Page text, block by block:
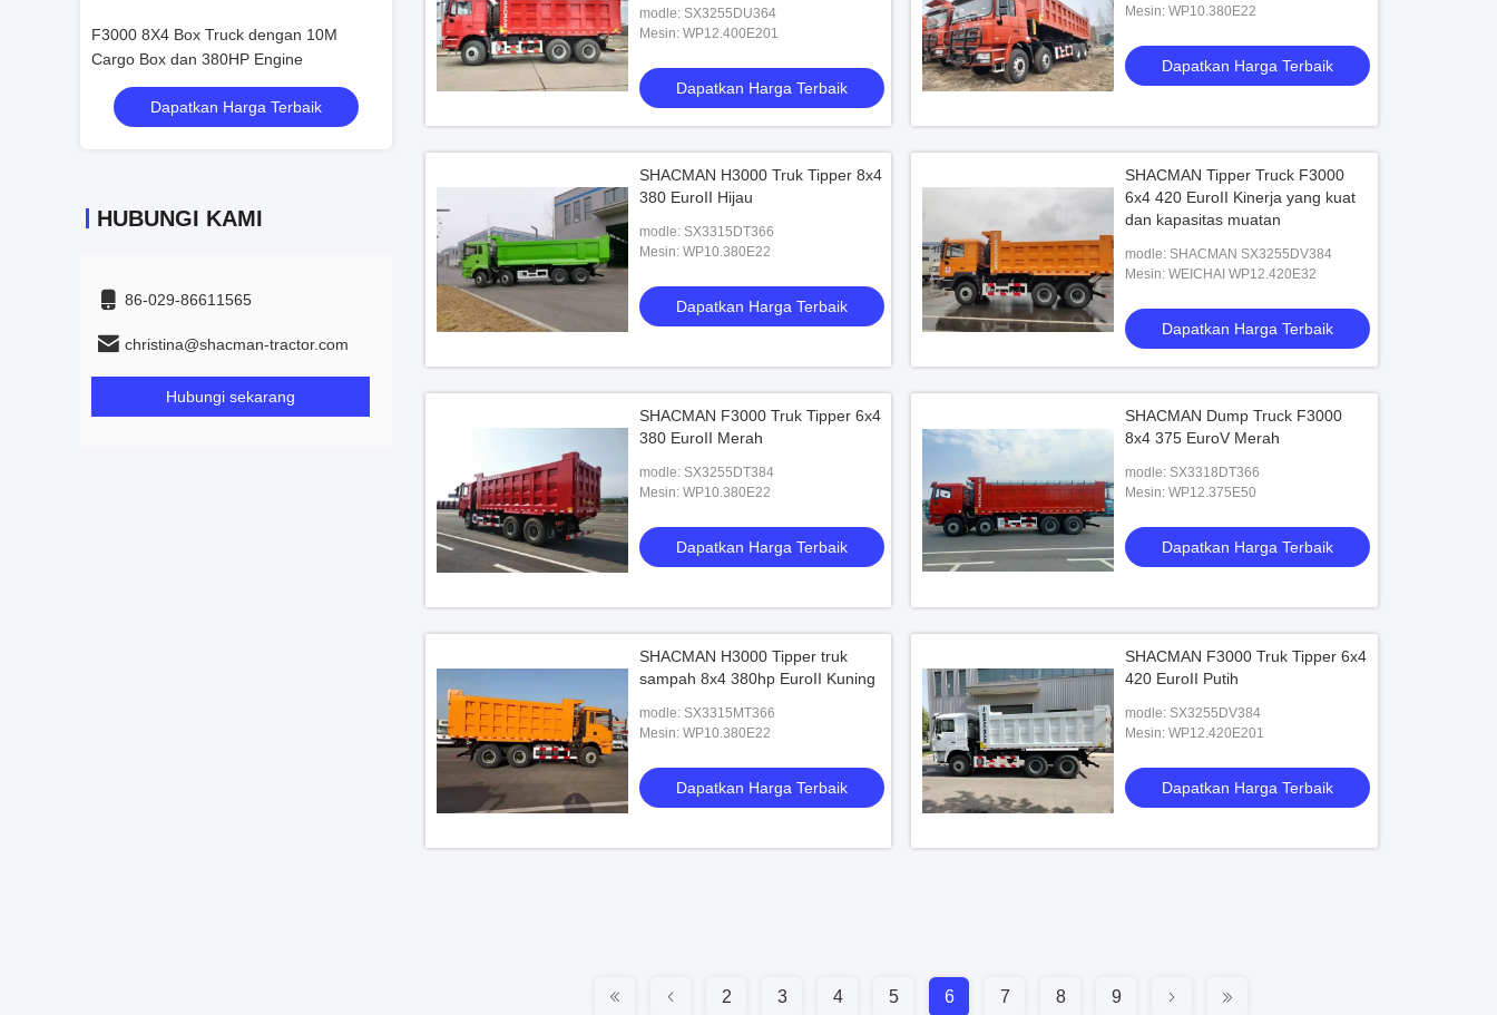
F3000 8X4 Box Truck dengan 10M
Cargo Box dan 380HP Engine
Dapatkan Harga Terbaik
F3000 8X4 Box Truck dengan 10M
Cargo Box dan 380HP Engine
HUBUNGI KAMI
86-029-86611565
christina@shacman-tractor.com
Hubungi sekarang
modle: SX3255DU364
Mesin: WP12.400E201
Dapatkan Harga Terbaik
Mesin: WP10.380E22
Dapatkan Harga Terbaik
SHACMAN H3000 Truk Tipper 8x4
380 EuroII Hijau
modle: SX3315DT366
Mesin: WP10.380E22
Dapatkan Harga Terbaik
SHACMAN Tipper Truck F3000
6x4 420 EuroII Kinerja yang kuat
dan kapasitas muatan
modle: SHACMAN SX3255DV384
Mesin: WEICHAI WP12.420E32
Dapatkan Harga Terbaik
SHACMAN F3000 Truk Tipper 6x4
380 EuroII Merah
modle: SX3255DT384
Mesin: WP10.380E22
Dapatkan Harga Terbaik
SHACMAN Dump Truck F3000
8x4 375 EuroV Merah
modle: SX3318DT366
Mesin: WP12.375E50
Dapatkan Harga Terbaik
SHACMAN H3000 Tipper truk
sampah 8x4 380hp EuroII Kuning
modle: SX3315MT366
Mesin: WP10.380E22
Dapatkan Harga Terbaik
SHACMAN F3000 Truk Tipper 6x4
420 EuroII Putih
modle: SX3255DV384
Mesin: WP12.420E201
Dapatkan Harga Terbaik
2 3 4 5 6 7 8 9